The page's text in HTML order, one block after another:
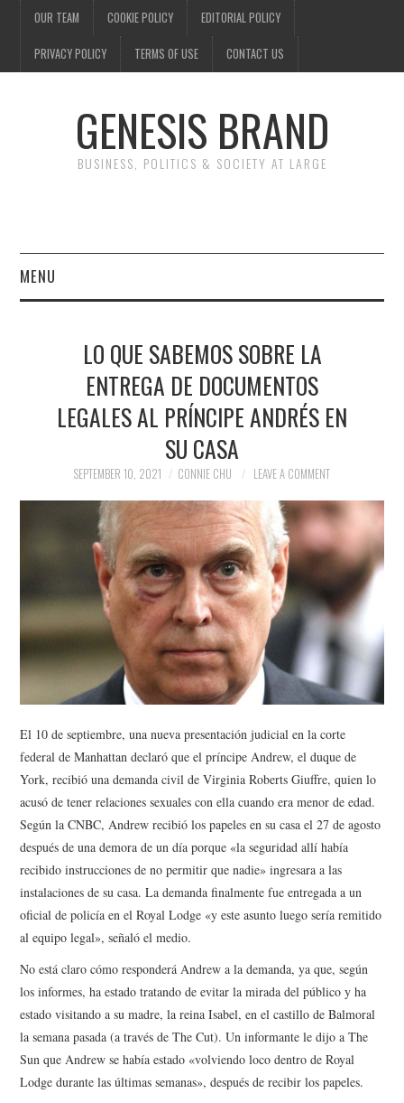
OUR TEAM COOKIE POLICY EDITORIAL POLICY
PRIVACY POLICY TERMS OF USE CONTACT US
GENESIS BRAND
BUSINESS, POLITICS & SOCIETY AT LARGE
MENU
FINANCE
NEWS
SOCIETY
TECHNOLOGY
LO QUE SABEMOS SOBRE LA
ENTREGA DE DOCUMENTOS
LEGALES AL PRÍNCIPE ANDRÉS EN
SU CASA
SEPTEMBER 10, 2021 CONNIE CHU LEAVE A COMMENT
El 10 de septiembre, una nueva presentación judicial en la corte
federal de Manhattan declaró que el príncipe Andrew, el duque de
York, recibió una demanda civil de Virginia Roberts Giuffre, quien lo
acusó de tener relaciones sexuales con ella cuando era menor de edad.
Según la CNBC, Andrew recibió los papeles en su casa el 27 de agosto
después de una demora de un día porque «la seguridad allí había
recibido instrucciones de no permitir que nadie» ingresara a las
instalaciones de su casa. La demanda finalmente fue entregada a un
oficial de policía en el Royal Lodge «y este asunto luego sería remitido
al equipo legal», señaló el medio.
No está claro cómo responderá Andrew a la demanda, ya que, según
los informes, ha estado tratando de evitar la mirada del público y ha
estado visitando a su madre, la reina Isabel, en el castillo de Balmoral
la semana pasada (a través de The Cut). Un informante le dijo a The
Sun que Andrew se había estado «volviendo loco dentro de Royal
Lodge durante las últimas semanas», después de recibir los papeles.